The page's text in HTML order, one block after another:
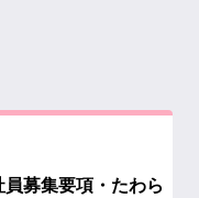
員募集要項・たわら